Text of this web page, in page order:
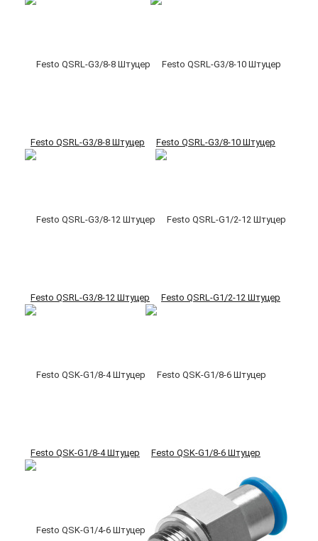
Festo QSRL-G3/8-8 Штуцер Festo QSRL-G3/8-10 Штуцер
Festo QSRL-G3/8-12 Штуцер Festo QSRL-G1/2-12 Штуцер
Festo QSK-G1/8-4 Штуцер Festo QSK-G1/8-6 Штуцер